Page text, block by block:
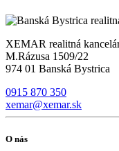
XEMAR realitná
M.Rázusa 1509/22
974 01 Banská Bystrica
0915 870 350
xemar@xemar.sk
O nás